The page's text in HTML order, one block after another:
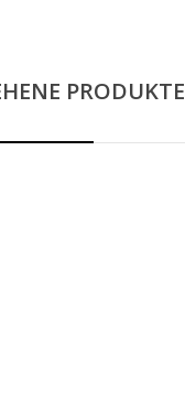
PRODUKTE